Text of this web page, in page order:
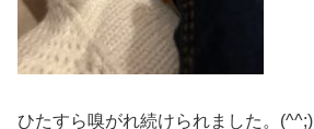
ひたすら嗅がれ続けられました。(^^;)